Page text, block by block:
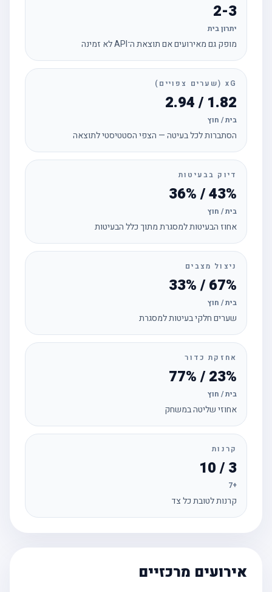
2-3
יתרון בית
מופק גם מאירועים אם תוצאת ה־API לא זמינה
xG (שערים צפויים)
1.82 / 2.94
בית / חוץ
הסתברות לכל בעיטה — הצפי הסטטיסטי לתוצאה
דיוק בבעיטות
43% / 36%
בית / חוץ
אחוז הבעיטות למסגרת מתוך כלל הבעיטות
ניצול מצבים
67% / 33%
בית / חוץ
שערים חלקי בעיטות למסגרת
אחזקת כדור
23% / 77%
בית / חוץ
אחוזי שליטה במשחק
קרנות
3 / 10
קרנות לטובת כל צד
אירועים מרכזיים